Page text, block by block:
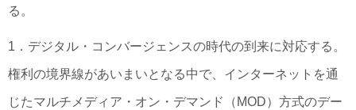
る。
1．デジタル・コンバージェンスの時代の到来に対応する。
権利の境界線があいまいとなる中で、インターネットを通
じたマルチメディア・オン・デマンド（MOD）方式のデー